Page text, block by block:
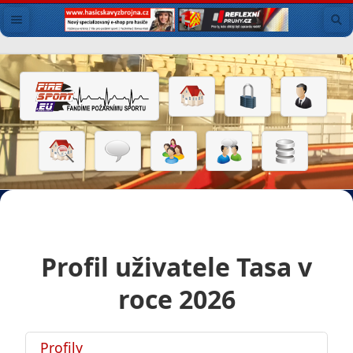
Profil uživatele Tasa v
roce 2026
Profily